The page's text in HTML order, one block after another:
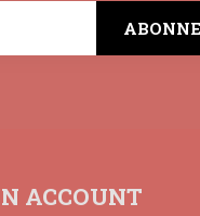
ACCOUNT